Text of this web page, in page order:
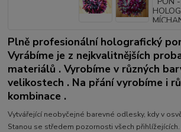
Plně profesionální holografický
Vyrábíme je z nejkvalitnějších
materiálů . Vyrobíme v různých
velikostech . Na přání vyrobíme i
kombinace .
Vytvářející neobyčejné barevné odlesky, kdy v
Stanou se středem pozornosti všech přihlížejících.